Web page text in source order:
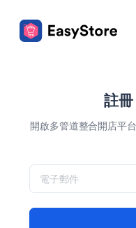
註
開啟多管道整合開店平